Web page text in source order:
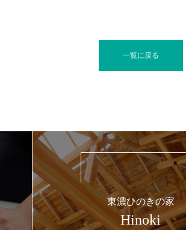
一覧に戻る
東濃ひのきの家
Hinoki